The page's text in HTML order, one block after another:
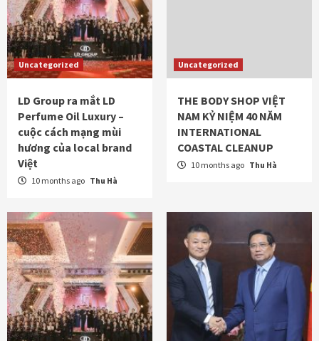
Uncategorized
LD Group ra mắt LD
Perfume Oil Luxury –
cuộc cách mạng mùi
hương của local brand
Việt
10 months ago Thu Hà
Uncategorized
THE BODY SHOP VIỆT
NAM KỶ NIỆM 40 NĂM
INTERNATIONAL
COASTAL CLEANUP
10 months ago Thu Hà